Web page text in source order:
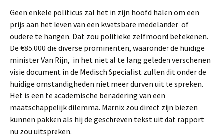
Geen enkele politicus zal het in zijn hoofd halen om een
prijs aan het leven van een kwetsbare medelander of
oudere te hangen. Dat zou politieke zelfmoord betekenen.
De €85.000 die diverse prominenten, waaronder de huidige
minister Van Rijn, in het niet al te lang geleden verschenen
visie document in de Medisch Specialist zullen dit onder de
huidige omstandigheden niet meer durven uit te spreken.
Het is een te academische benadering van een
maatschappelijk dilemma. Marnix zou direct zijn biezen
kunnen pakken als hij de geschreven tekst uit dat rapport
nu zou uitspreken.